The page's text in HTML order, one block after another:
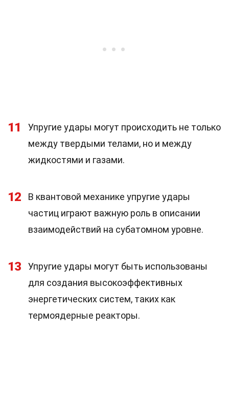
11
Упругие удары могут происходить не только
между твердыми телами, но и между
жидкостями и газами.
12
В квантовой механике упругие удары
частиц играют важную роль в описании
взаимодействий на субатомном уровне.
13
Упругие удары могут быть использованы
для создания высокоэффективных
энергетических систем, таких как
термоядерные реакторы.